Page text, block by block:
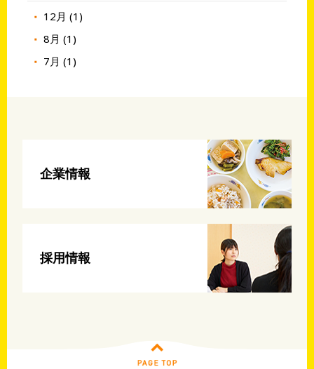
12月 (1)
8月 (1)
7月 (1)
企業情報
採用情報